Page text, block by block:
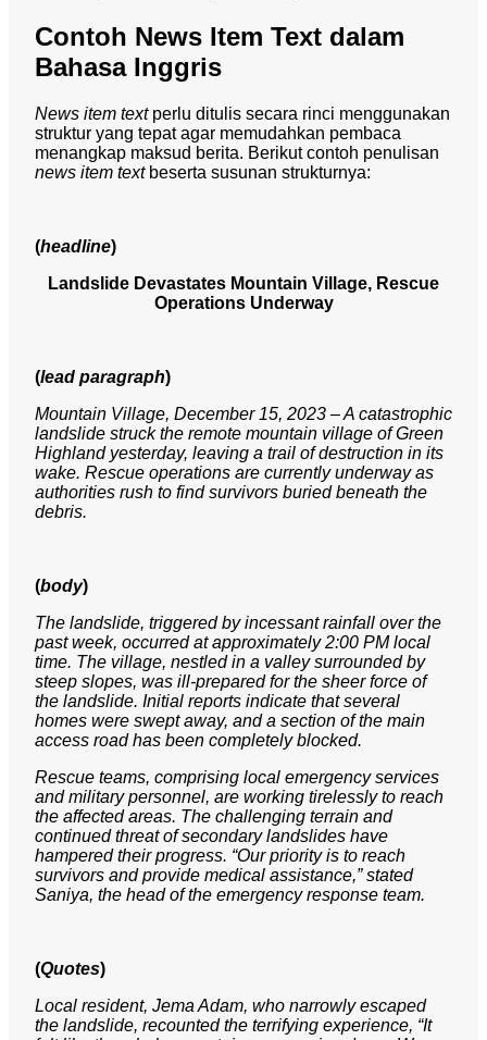
Contoh News Item Text dalam
Bahasa Inggris
News item text perlu ditulis secara rinci menggunakan
struktur yang tepat agar memudahkan pembaca
menangkap maksud berita. Berikut contoh penulisan
news item text beserta susunan strukturnya:
(headline)
Landslide Devastates Mountain Village, Rescue
Operations Underway
(lead paragraph)
Mountain Village, December 15, 2023 – A catastrophic
landslide struck the remote mountain village of Green
Highland yesterday, leaving a trail of destruction in its
wake. Rescue operations are currently underway as
authorities rush to find survivors buried beneath the
debris.
(body)
The landslide, triggered by incessant rainfall over the
past week, occurred at approximately 2:00 PM local
time. The village, nestled in a valley surrounded by
steep slopes, was ill-prepared for the sheer force of
the landslide. Initial reports indicate that several
homes were swept away, and a section of the main
access road has been completely blocked.
Rescue teams, comprising local emergency services
and military personnel, are working tirelessly to reach
the affected areas. The challenging terrain and
continued threat of secondary landslides have
hampered their progress. “Our priority is to reach
survivors and provide medical assistance,” stated
Saniya, the head of the emergency response team.
(Quotes)
Local resident, Jema Adam, who narrowly escaped
the landslide, recounted the terrifying experience, “It